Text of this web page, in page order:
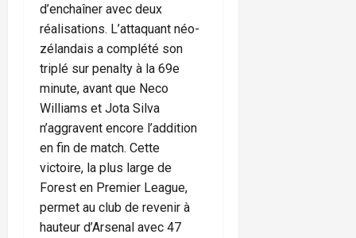
d’enchaîner avec deux
réalisations. L’attaquant néo-
zélandais a complété son
triplé sur penalty à la 69e
minute, avant que Neco
Williams et Jota Silva
n’aggravent encore l’addition
en fin de match. Cette
victoire, la plus large de
Forest en Premier League,
permet au club de revenir à
hauteur d’Arsenal avec 47